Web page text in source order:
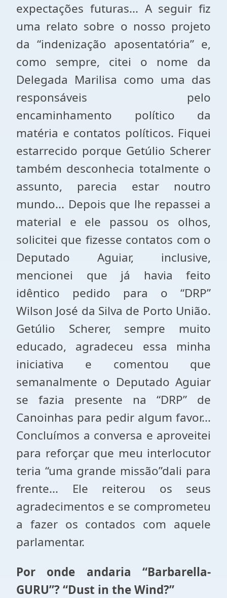
expectações futuras... A seguir fiz
uma relato sobre o nosso projeto
da “indenização aposentatória” e,
como sempre, citei o nome da
Delegada Marilisa como uma das
responsáveis pelo
encaminhamento político da
matéria e contatos políticos. Fiquei
estarrecido porque Getúlio Scherer
também desconhecia totalmente o
assunto, parecia estar noutro
mundo... Depois que lhe repassei a
material e ele passou os olhos,
solicitei que fizesse contatos com o
Deputado Aguiar, inclusive,
mencionei que já havia feito
idêntico pedido para o “DRP”
Wilson José da Silva de Porto União.
Getúlio Scherer, sempre muito
educado, agradeceu essa minha
iniciativa e comentou que
semanalmente o Deputado Aguiar
se fazia presente na “DRP” de
Canoinhas para pedir algum favor...
Concluímos a conversa e aproveitei
para reforçar que meu interlocutor
teria “uma grande missão”dali para
frente... Ele reiterou os seus
agradecimentos e se comprometeu
a fazer os contados com aquele
parlamentar.
Por onde andaria “Barbarella-
GURU”? “Dust in the Wind?”